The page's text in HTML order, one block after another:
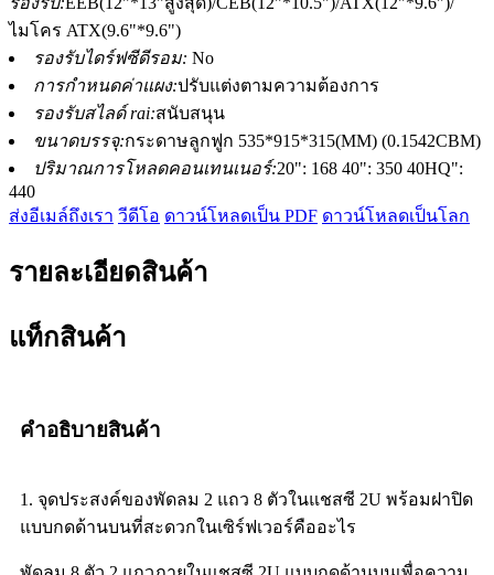
ไมโคร ATX(9.6"*9.6")
รองรับไดร์ฟซีดีรอม: No
การกำหนดค่าแผง:ปรับแต่งตามความต้องการ
รองรับสไลด์ rai:สนับสนุน
ขนาดบรรจุ:กระดาษลูกฟูก 535*915*315(MM) (0.1542CBM)
ปริมาณการโหลดคอนเทนเนอร์:20": 168 40": 350 40HQ":
440
ส่งอีเมล์ถึงเรา วีดีโอ ดาวน์โหลดเป็น PDF ดาวน์โหลดเป็นโลก
รายละเอียดสินค้า
แท็กสินค้า
คำอธิบายสินค้า
1. จุดประสงค์ของพัดลม 2 แถว 8 ตัวในแชสซี 2U พร้อมฝาปิด
แบบกดด้านบนที่สะดวกในเซิร์ฟเวอร์คืออะไร